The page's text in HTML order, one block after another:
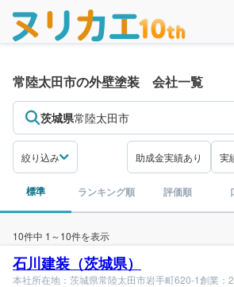
常陸太田市の外壁塗装 会社一覧
茨城県常陸太田市
絞り込み 助成金実績あり 実
標準 ランキング順 評価順
10件中 1～10件を表示
石川建装（茨城県）
本社所在地：茨城県常陸太田市岩手町620-1創業：